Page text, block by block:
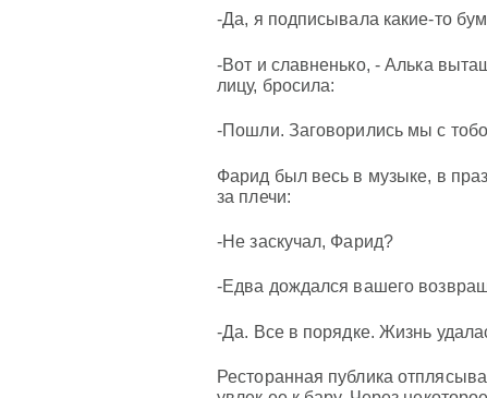
-Да, я подписывала какие-то
-Вот и славненько, - Алька
лицу, бросила:
-Пошли. Заговорились мы с
Фарид был весь в музыке, в
за плечи:
-Не заскучал, Фарид?
-Едва дождался вашего
-Да. Все в порядке. Жизнь
Ресторанная публика